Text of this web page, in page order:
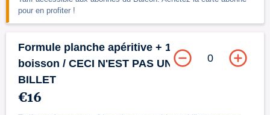
pour en profiter !
Formule planche apéritive + 1
boisson / CECI N'EST PAS UN
BILLET
€16
0